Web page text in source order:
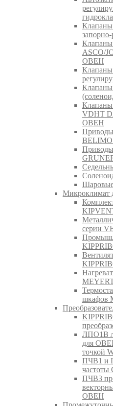
Клапаны
ASCO/
ОВЕН
Клапаны
Клапаны
Клапаны
VDHT
ОВЕН
Приводы
Приводы
Микроклимат
серии
шкафов
ЛПО1В
для
точкой
ПЧВ1 и
ПЧВ3
ОВЕН